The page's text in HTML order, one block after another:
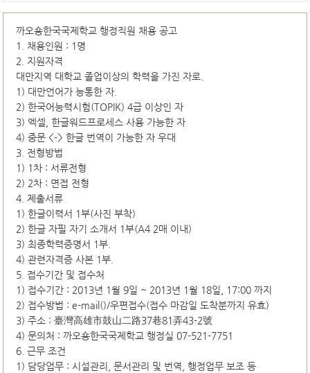
까오숑한국국제학교 행정직원 채용 공고
1. 채용인원 : 1명
2. 지원자격
대만지역 대학교 졸업이상의 학력을 가진 자로.
1) 대만언어가 능통한 자.
2) 한국어능력시험(TOPIK) 4급 이상인 자
3) 엑셀, 한글워드프로세스 사용 가능한 자
4) 중문 <-> 한글 번역이 가능한 자 우대
3. 전형방법
1) 1차 : 서류전형
2) 2차 : 면접 전형
4. 제출서류
1) 한글이력서 1부(사진 부착)
2) 한글 자필 자기 소개서 1부(A4 2매 이내)
3) 최종학력증명서 1부.
4) 관련자격증 사본 1부.
5. 접수기간 및 접수처
1) 접수기간 : 2013년 1월 9일 ~ 2013년 1월 18일, 17:00 까지
2) 접수방법 : e-mail()/우편접수(접수 마감일 도착분까지 유효)
3) 주소 : 臺灣高雄市鼓山二路37巷81弄43-2號
4) 문의처 : 까오숑한국국제학교 행정실 07-521-7751
6. 근무 조건
1) 담당업무 : 시설관리, 문서관리 및 번역, 행정업무 보조 등